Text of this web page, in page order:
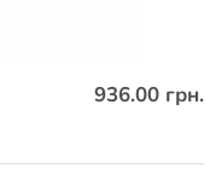
936.00 грн.